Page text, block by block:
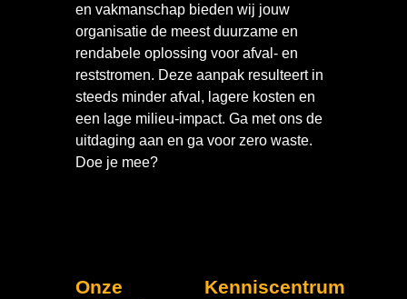
en vakmanschap bieden wij jouw
organisatie de meest duurzame en
rendabele oplossing voor afval- en
reststromen. Deze aanpak resulteert in
steeds minder afval, lagere kosten en
een lage milieu-impact. Ga met ons de
uitdaging aan en ga voor zero waste.
Doe je mee?
Onze
Kenniscentrum